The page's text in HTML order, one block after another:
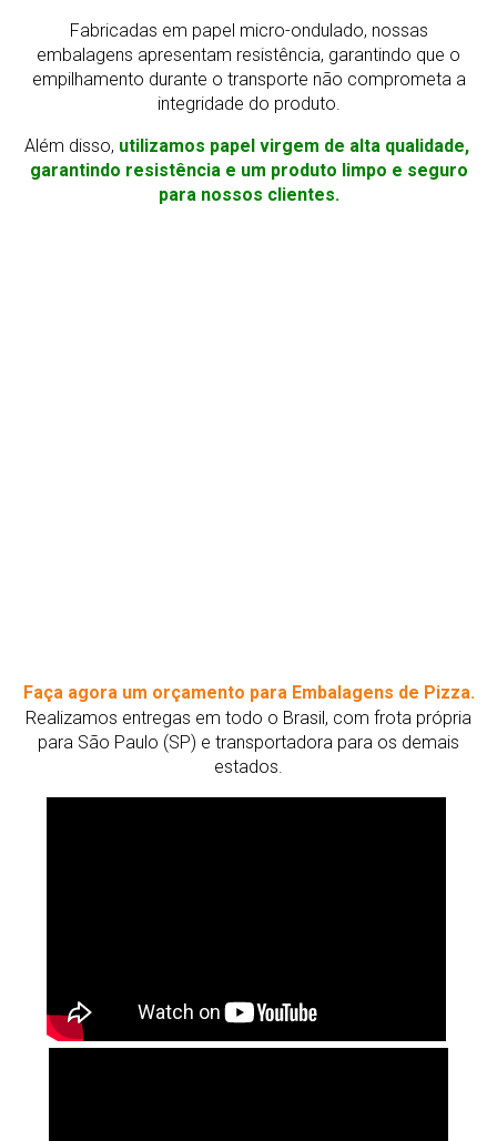
Fabricadas em papel micro-ondulado, nossas
embalagens apresentam resistência, garantindo que o
empilhamento durante o transporte não comprometa a
integridade do produto.
Além disso, utilizamos papel virgem de alta qualidade,
garantindo resistência e um produto limpo e seguro
para nossos clientes.
Faça agora um orçamento para Embalagens de Pizza.
Realizamos entregas em todo o Brasil, com frota própria
para São Paulo (SP) e transportadora para os demais
estados.